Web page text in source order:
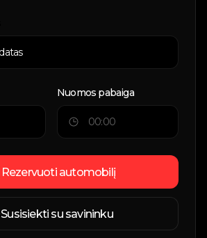
Nuomos pabaiga
Rezervuoti automobilį
Susisiekti su savininku